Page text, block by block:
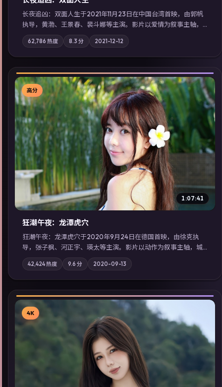
长夜追凶：双面人生于2021年11月23日在中国台湾首映，由郭帆
执导，黄渤、王景春、裴斗娜等主演。影片以爱情为叙事主轴，
科技与人性的边界在实验事故后逐渐模糊；摄影与配乐强化地域
气质；站内亦可通过「国产免费观看高清电视剧在线看」延展检
索同类型高分佳作，畅享高清在线追剧体验。
62,786 热度 8.3 分 2021-12-12
▶
高分
1:07:41
狂潮午夜：龙潭虎穴
狂潮午夜：龙潭虎穴于2020年9月24日在德国首映，由徐克执
导，张子枫、河正宇、瑛太等主演。影片以动作为叙事主轴，城
市霓虹背后，有人用规则改写命运；摄影与配乐强化地域气质；
站内亦可通过「国产免费观看高清电视剧在线看」延展检索同类
型高分佳作，畅享高清在线追剧体验。
42,424热度 9.6 分 2020-09-13
▶
4K